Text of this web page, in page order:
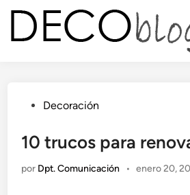
Saltar
contenido
Publicado
Decoración
10 trucos para
por Dpt. Comunicación • enero 20,